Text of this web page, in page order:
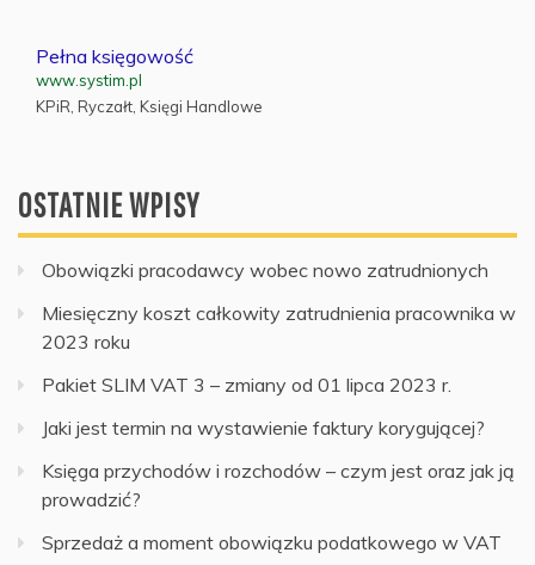
Pełna księgowość
www.systim.pl
KPiR, Ryczałt, Księgi Handlowe
OSTATNIE WPISY
Obowiązki pracodawcy wobec nowo zatrudnionych
Miesięczny koszt całkowity zatrudnienia pracownika w
2023 roku
Pakiet SLIM VAT 3 – zmiany od 01 lipca 2023 r.
Jaki jest termin na wystawienie faktury korygującej?
Księga przychodów i rozchodów – czym jest oraz jak ją
prowadzić?
Sprzedaż a moment obowiązku podatkowego w VAT